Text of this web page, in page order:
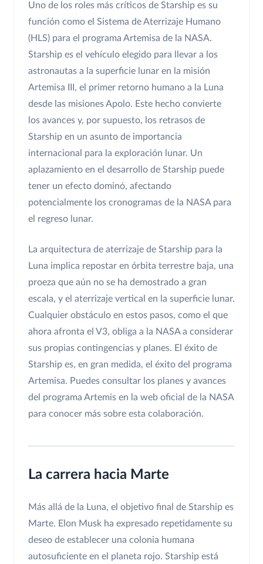
Uno de los roles más críticos de Starship es su
función como el Sistema de Aterrizaje Humano
(HLS) para el programa Artemisa de la NASA.
Starship es el vehículo elegido para llevar a los
astronautas a la superficie lunar en la misión
Artemisa III, el primer retorno humano a la Luna
desde las misiones Apolo. Este hecho convierte
los avances y, por supuesto, los retrasos de
Starship en un asunto de importancia
internacional para la exploración lunar. Un
aplazamiento en el desarrollo de Starship puede
tener un efecto dominó, afectando
potencialmente los cronogramas de la NASA para
el regreso lunar.
La arquitectura de aterrizaje de Starship para la
Luna implica repostar en órbita terrestre baja, una
proeza que aún no se ha demostrado a gran
escala, y el aterrizaje vertical en la superficie lunar.
Cualquier obstáculo en estos pasos, como el que
ahora afronta el V3, obliga a la NASA a considerar
sus propias contingencias y planes. El éxito de
Starship es, en gran medida, el éxito del programa
Artemisa. Puedes consultar los planes y avances
del programa Artemis en la web oficial de la NASA
para conocer más sobre esta colaboración.
La carrera hacia Marte
Más allá de la Luna, el objetivo final de Starship es
Marte. Elon Musk ha expresado repetidamente su
deseo de establecer una colonia humana
autosuficiente en el planeta rojo. Starship está